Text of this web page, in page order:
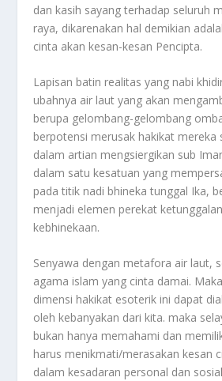
dan kasih sayang terhadap seluruh
raya, dikarenakan hal demikian
cinta akan kesan-kesan Pencipta.
Lapisan batin realitas yang nabi
ubahnya air laut yang akan
berupa gelombang-gelombang
berpotensi merusak hakikat mereka
dalam artian mengsiergikan sub
dalam satu kesatuan yang
pada titik nadi bhineka tunggal Ika,
menjadi elemen perekat
kebhinekaan.
Senyawa dengan metafora air laut,
agama islam yang cinta damai.
dimensi hakikat esoterik ini dapat
oleh kebanyakan dari kita. maka
bukan hanya memahami dan
harus menikmati/merasakan kesan
dalam kesadaran personal dan